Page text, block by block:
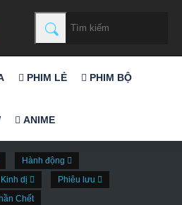
PHIM LẺ PHIM BỘ
ANIME
Hành động
Kinh dị
Phiêu lưu
Chết